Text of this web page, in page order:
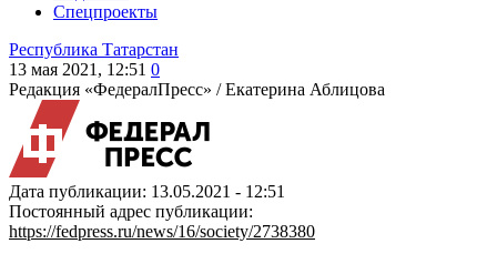
Спецпроекты
Республика Татарстан
13 мая 2021, 12:51 0
Редакция «ФедералПресс» /Екатерина Аблицова
Дата публикации: 13.05.2021 - 12:51
Постоянный адрес публикации:
https://fedpress.ru/news/16/society/2738380